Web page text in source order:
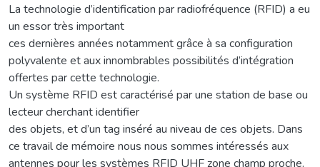
La technologie d’identification par radiofréquence (RFID) a eu
un essor très important
ces dernières années notamment grâce à sa configuration
polyvalente et aux innombrables possibilités d’intégration
offertes par cette technologie.
Un système RFID est caractérisé par une station de base ou
lecteur cherchant identifier
des objets, et d’un tag inséré au niveau de ces objets. Dans
ce travail de mémoire nous nous sommes intéressés aux
antennes pour les systèmes RFID UHF zone champ proche.